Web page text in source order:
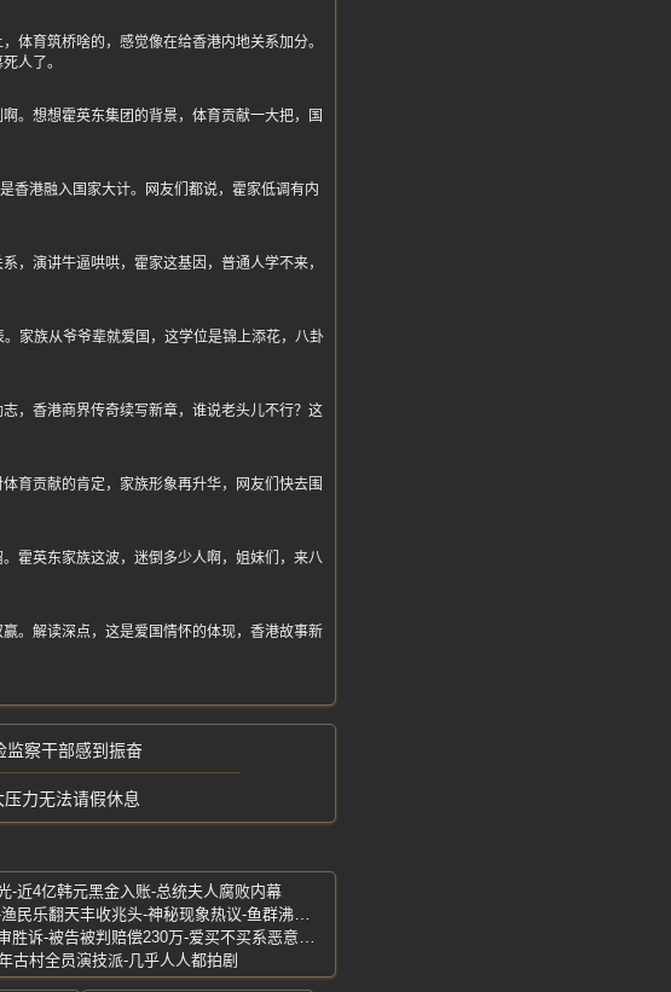
体育筑桥啥的，感觉像在给香港内地关系加分。
人了。
。想想霍英东集团的背景，体育贡献一大把，国
香港融入国家大计。网友们都说，霍家低调有内
，演讲牛逼哄哄，霍家这基因，普通人学不来，
家族从爷爷辈就爱国，这学位是锦上添花，八卦
，香港商界传奇续写新章，谁说老头儿不行？这
育贡献的肯定，家族形象再升华，网友们快去围
霍英东家族这波，迷倒多少人啊，姐妹们，来八
。解读深点，这是爱国情怀的体现，香港故事新
监察干部感到振奋
力无法请假休息
-近4亿韩元黑金入账-总统夫人腐败内幕
古村全员演技派-几乎人人都拍剧